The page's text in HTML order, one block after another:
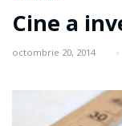
Cine a
octombrie 20, 2014